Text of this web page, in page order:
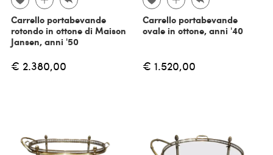
Carrello portabevande
rotondo in ottone di Maison
Jansen, anni '50
€ 2.380,00
Carrello portabevande
ovale in ottone, anni '40
€ 1.520,00